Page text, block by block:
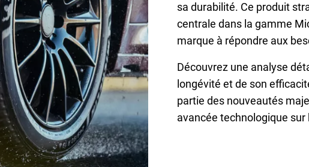
sa durabilité. Ce produit
centrale dans la gamme
marque à répondre aux
Découvrez une analyse
longévité et de son
partie des nouveautés
avancée technologique